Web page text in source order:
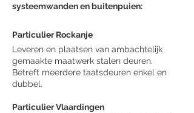
systeemwanden en buitenpuien:
Particulier Rockanje
Leveren en plaatsen van ambachtelijk
gemaakte maatwerk stalen deuren.
Betreft meerdere taatsdeuren enkel en
dubbel.
Particulier Vlaardingen